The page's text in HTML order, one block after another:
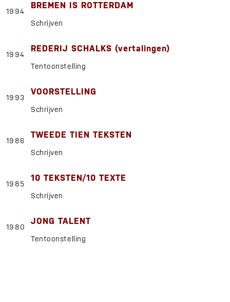
1994
BREMEN IS ROTTERDAM
Schrijven
1994
REDERIJ SCHALKS (vertalingen)
Tentoonstelling
1993
VOORSTELLING
Schrijven
1986
TWEEDE TIEN TEKSTEN
Schrijven
1985
10 TEKSTEN/10 TEXTE
Schrijven
1980
JONG TALENT
Tentoonstelling